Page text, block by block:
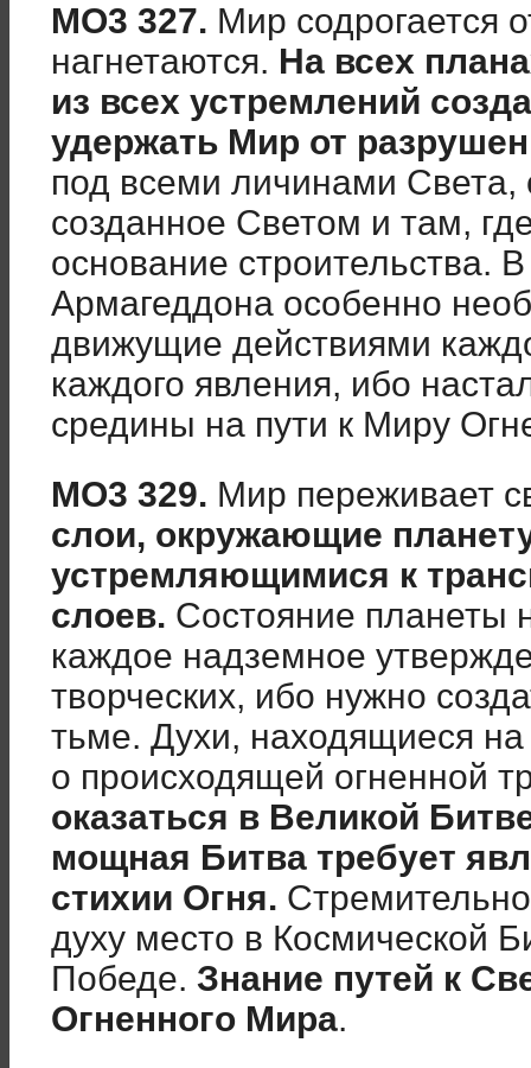
МО3 327. Мир содрогается
нагнетаются. На всех
из всех устремлений
удержать Мир от
под всеми личинами Света,
созданное Светом и там,
основание строительства.
Армагеддона особенно
движущие действиями
каждого явления, ибо
средины на пути к Миру
МО3 329. Мир переживает
слои, окружающие
устремляющимися к
слоев. Состояние планеты
каждое надземное
творческих, ибо нужно
тьме. Духи, находящиеся
о происходящей огненной
оказаться в Великой
мощная Битва требует
стихии Огня.
духу место в Космической
Победе. Знание путей к
Огненного Мира.